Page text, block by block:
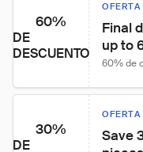
60%
DE
DESCUENTO
OFERTA
Final
up to
60% de
30%
DE
OFERTA
Save